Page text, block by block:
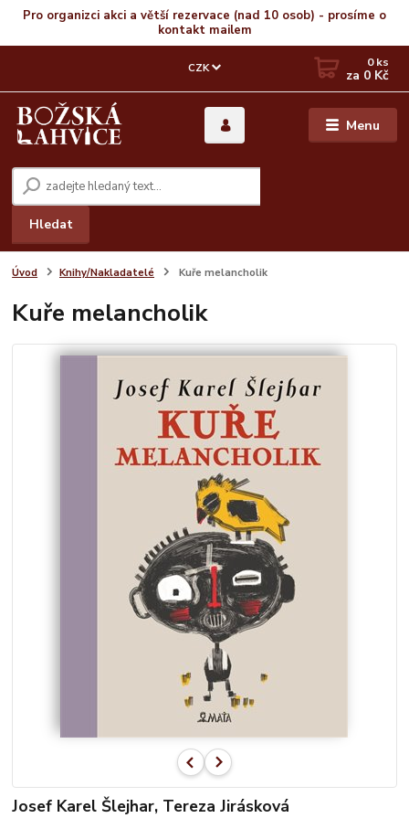
Pro organizci akci a větší rezervace (nad 10 osob) - prosíme o
kontakt mailem
Menu
CZK
Hledat
0ks
za 0 Kč
Úvod Knihy/Nakladatelé Kuře melancholik
Kuře melancholik
Josef Karel Šlejhar, Tereza Jirásková